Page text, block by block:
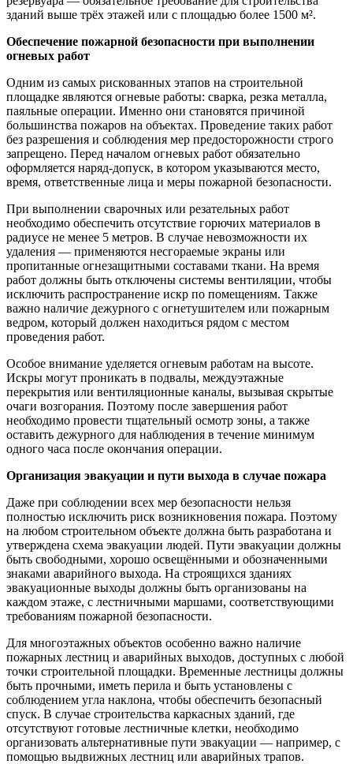
зданий выше трёх этажей или с площадью более 1500 м².
Обеспечение пожарной безопасности при выполнении
огневых работ
Одним из самых рискованных этапов на строительной
площадке являются огневые работы: сварка, резка металла,
паяльные операции. Именно они становятся причиной
большинства пожаров на объектах. Проведение таких работ
без разрешения и соблюдения мер предосторожности строго
запрещено. Перед началом огневых работ обязательно
оформляется наряд-допуск, в котором указываются место,
время, ответственные лица и меры пожарной безопасности.
При выполнении сварочных или резательных работ
необходимо обеспечить отсутствие горючих материалов в
радиусе не менее 5 метров. В случае невозможности их
удаления — применяются несгораемые экраны или
пропитанные огнезащитными составами ткани. На время
работ должны быть отключены системы вентиляции, чтобы
исключить распространение искр по помещениям. Также
важно наличие дежурного с огнетушителем или пожарным
ведром, который должен находиться рядом с местом
проведения работ.
Особое внимание уделяется огневым работам на высоте.
Искры могут проникать в подвалы, междуэтажные
перекрытия или вентиляционные каналы, вызывая скрытые
очаги возгорания. Поэтому после завершения работ
необходимо провести тщательный осмотр зоны, а также
оставить дежурного для наблюдения в течение минимум
одного часа после окончания операции.
Организация эвакуации и пути выхода в случае пожара
Даже при соблюдении всех мер безопасности нельзя
полностью исключить риск возникновения пожара. Поэтому
на любом строительном объекте должна быть разработана и
утверждена схема эвакуации людей. Пути эвакуации должны
быть свободными, хорошо освещёнными и обозначенными
знаками аварийного выхода. На строящихся зданиях
эвакуационные выходы должны быть организованы на
каждом этаже, с лестничными маршами, соответствующими
требованиям пожарной безопасности.
Для многоэтажных объектов особенно важно наличие
пожарных лестниц и аварийных выходов, доступных с любой
точки строительной площадки. Временные лестницы должны
быть прочными, иметь перила и быть установлены с
соблюдением угла наклона, чтобы обеспечить безопасный
спуск. В случае строительства каркасных зданий, где
отсутствуют готовые лестничные клетки, необходимо
организовать альтернативные пути эвакуации — например, с
помощью выдвижных лестниц или аварийных трапов.